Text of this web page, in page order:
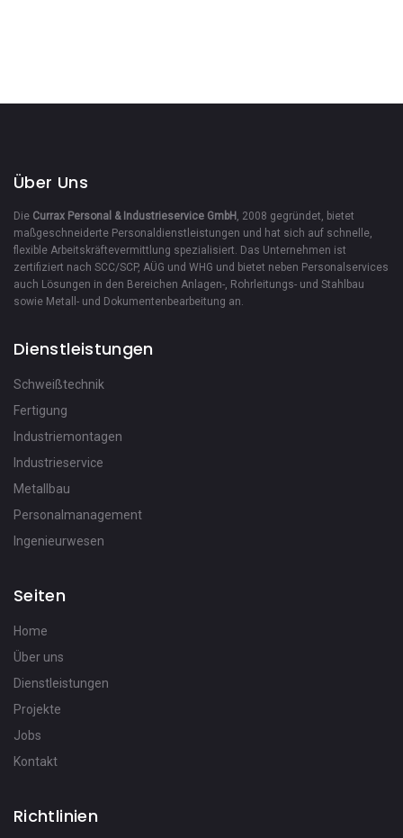
Über Uns
Die Currax Personal & Industrieservice GmbH , 2008 gegründet, bietet
maßgeschneiderte Personaldienstleistungen und hat sich auf schnelle,
flexible Arbeitskräftevermittlung spezialisiert. Das Unternehmen ist
zertifiziert nach SCC/SCP, AÜG und WHG und bietet neben Personalservices
auch Lösungen in den Bereichen Anlagen-, Rohrleitungs- und Stahlbau
sowie Metall- und Dokumentenbearbeitung an.
Dienstleistungen
Schweißtechnik
Fertigung
Industriemontagen
Industrieservice
Metallbau
Personalmanagement
Ingenieurwesen
Seiten
Home
Über uns
Dienstleistungen
Projekte
Jobs
Kontakt
Richtlinien